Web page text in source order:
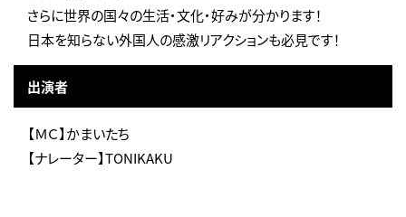
さらに世界の国々の生活・文化・好みが分かります！
日本を知らない外国人の感激リアクションも必見です！
出演者
【ＭＣ】かまいたち
【ナレーター】TONIKAKU